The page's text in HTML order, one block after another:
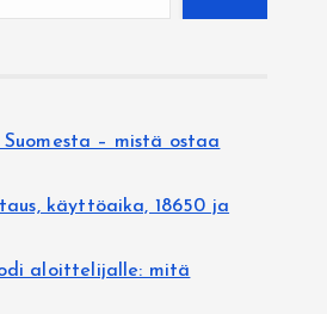
– mistä ostaa
käyttöaika, 18650 ja
aloittelijalle: mitä